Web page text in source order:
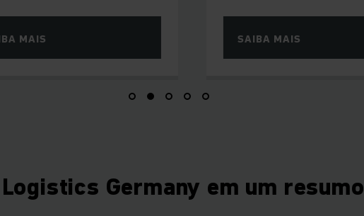
Germany em um resumo